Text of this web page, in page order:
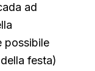
ad
possibile
festa)